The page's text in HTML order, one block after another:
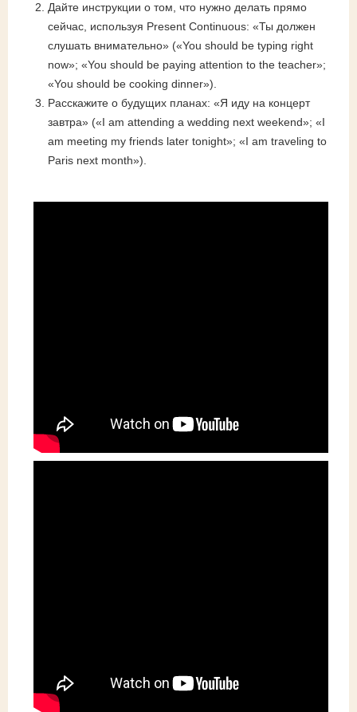
Дайте инструкции о том, что нужно делать прямо
сейчас, используя Present Continuous: «Ты должен
слушать внимательно» («You should be typing right
now»; «You should be paying attention to the teacher»;
«You should be cooking dinner»).
Расскажите о будущих планах: «Я иду на концерт
завтра» («I am attending a wedding next weekend»; «I
am meeting my friends later tonight»; «I am traveling to
Paris next month»).